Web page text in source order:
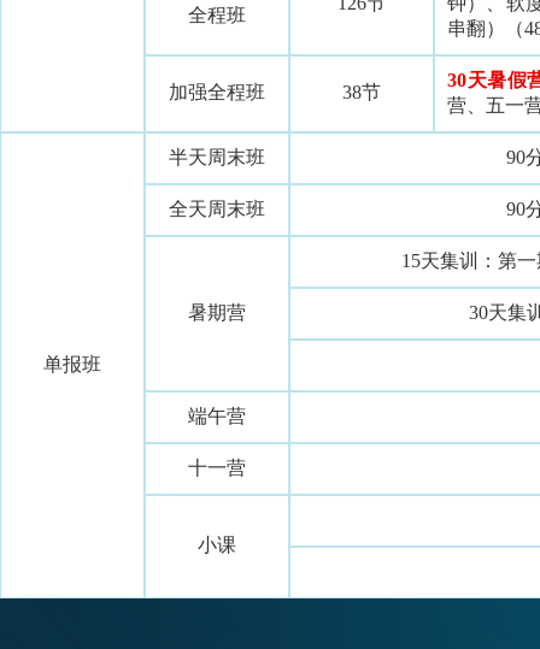
全程班
串翻）（
加强全程班 38节
30天暑假
营、五一
单报班
半天周末班 90
全天周末班 90
暑期营
15天集训：第一
30天集
端午营
十一营
小课